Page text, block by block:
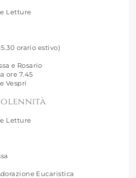
Letture
orario estivo)
e Rosario
ore 7.45
Vespri
Letture
Eucaristica